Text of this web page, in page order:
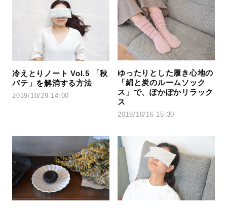
冷えとりノート Vol.5 「秋
バテ」を解消する方法
2019/10/29 14:00
ゆったりとした履き心地の
「絹と炭のルームソック
ス」で、ぽかぽかリラック
ス
2019/10/16 15:30